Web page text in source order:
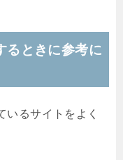
るときに参考に
いるサイトをよく